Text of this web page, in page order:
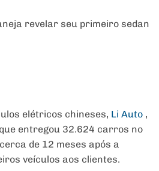
revelar seu primeiro sedan
elétricos chineses, Li Auto ,
entregou 32.624 carros no
de 12 meses após a
veículos aos clientes.